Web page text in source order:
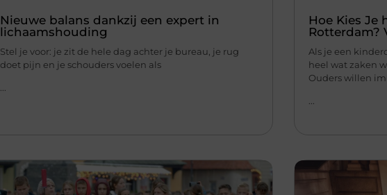
Nieuwe balans dankzij een expert in
lichaamshouding
Stel je voor: je zit de hele dag achter je bureau, je rug
doet pijn en je schouders voelen als
...
Hoe Kies Je
Rotterdam?
Als je een
heel wat zaken
Ouders willen
...